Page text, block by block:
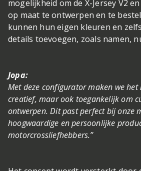
mogelijkheid om de X-Jersey V2
op maat te ontwerpen en te
kunnen hun eigen kleuren en
details toevoegen, zoals namen,
Jopa:
Met deze configurator maken we
creatief, maar ook toegankelijk om
ontwerpen. Dit past perfect bij onze
hoogwaardige en persoonlijke
motorcrossliefhebbers.”